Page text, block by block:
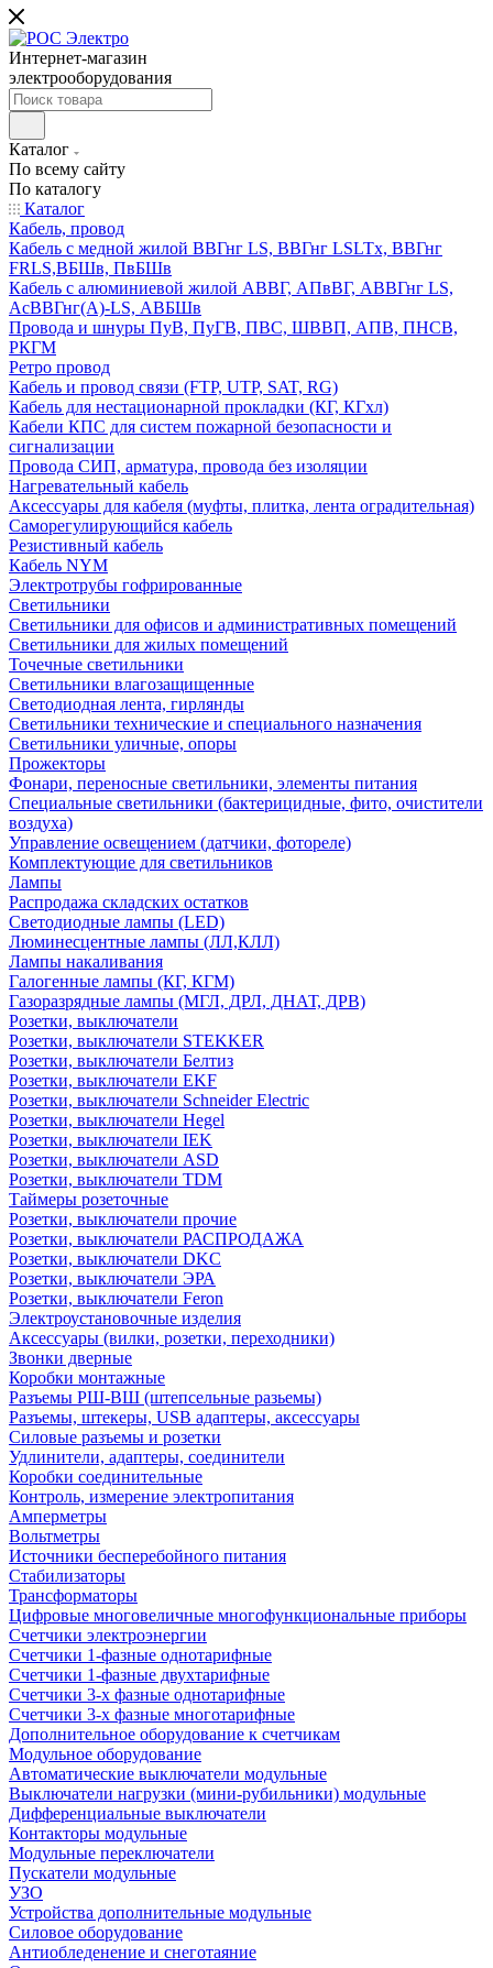
Интернет-магазин
электрооборудования
Каталог
По всему сайту
По каталогу
Каталог
Кабель, провод
Кабель с медной жилой ВВГнг LS, ВВГнг LSLTx, ВВГнг
FRLS,ВБШв, ПвБШв
Кабель с алюминиевой жилой АВВГ, АПвВГ, АВВГнг LS,
АсВВГнг(А)-LS, АВБШв
Провода и шнуры ПуВ, ПуГВ, ПВС, ШВВП, АПВ, ПНСВ,
РКГМ
Ретро провод
Кабель и провод связи (FTP, UTP, SAT, RG)
Кабель для нестационарной прокладки (КГ, КГхл)
Кабели КПС для систем пожарной безопасности и
сигнализации
Провода СИП, арматура, провода без изоляции
Нагревательный кабель
Аксессуары для кабеля (муфты, плитка, лента оградительная)
Саморегулирующийся кабель
Резистивный кабель
Кабель NYM
Электротрубы гофрированные
Светильники
Светильники для офисов и административных помещений
Светильники для жилых помещений
Точечные светильники
Светильники влагозащищенные
Светодиодная лента, гирлянды
Светильники технические и специального назначения
Светильники уличные, опоры
Прожекторы
Фонари, переносные светильники, элементы питания
Специальные светильники (бактерицидные, фито, очистители
воздуха)
Управление освещением (датчики, фотореле)
Комплектующие для светильников
Лампы
Распродажа складских остатков
Светодиодные лампы (LED)
Люминесцентные лампы (ЛЛ,КЛЛ)
Лампы накаливания
Галогенные лампы (КГ, КГМ)
Газоразрядные лампы (МГЛ, ДРЛ, ДНАТ, ДРВ)
Розетки, выключатели
Розетки, выключатели STEKKER
Розетки, выключатели Белтиз
Розетки, выключатели EKF
Розетки, выключатели Schneider Electric
Розетки, выключатели Hegel
Розетки, выключатели IEK
Розетки, выключатели ASD
Розетки, выключатели TDM
Таймеры розеточные
Розетки, выключатели прочие
Розетки, выключатели РАСПРОДАЖА
Розетки, выключатели DKC
Розетки, выключатели ЭРА
Розетки, выключатели Feron
Электроустановочные изделия
Аксессуары (вилки, розетки, переходники)
Звонки дверные
Коробки монтажные
Разъемы РШ-ВШ (штепсельные разьемы)
Разъемы, штекеры, USB адаптеры, аксессуары
Силовые разъемы и розетки
Удлинители, адаптеры, соединители
Коробки соединительные
Контроль, измерение электропитания
Амперметры
Вольтметры
Источники бесперебойного питания
Стабилизаторы
Трансформаторы
Цифровые многовеличные многофункциональные приборы
Счетчики электроэнергии
Счетчики 1-фазные однотарифные
Счетчики 1-фазные двухтарифные
Счетчики 3-х фазные однотарифные
Счетчики 3-х фазные многотарифные
Дополнительное оборудование к счетчикам
Модульное оборудование
Автоматические выключатели модульные
Выключатели нагрузки (мини-рубильники) модульные
Дифференциальные выключатели
Контакторы модульные
Модульные переключатели
Пускатели модульные
УЗО
Устройства дополнительные модульные
Силовое оборудование
Антиобледенение и снеготаяние